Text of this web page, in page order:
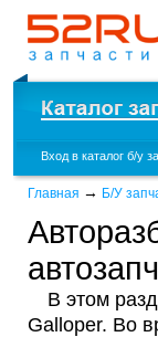
Вход в каталог б/у
Главная → Б/У
В этом
Galloper. Во